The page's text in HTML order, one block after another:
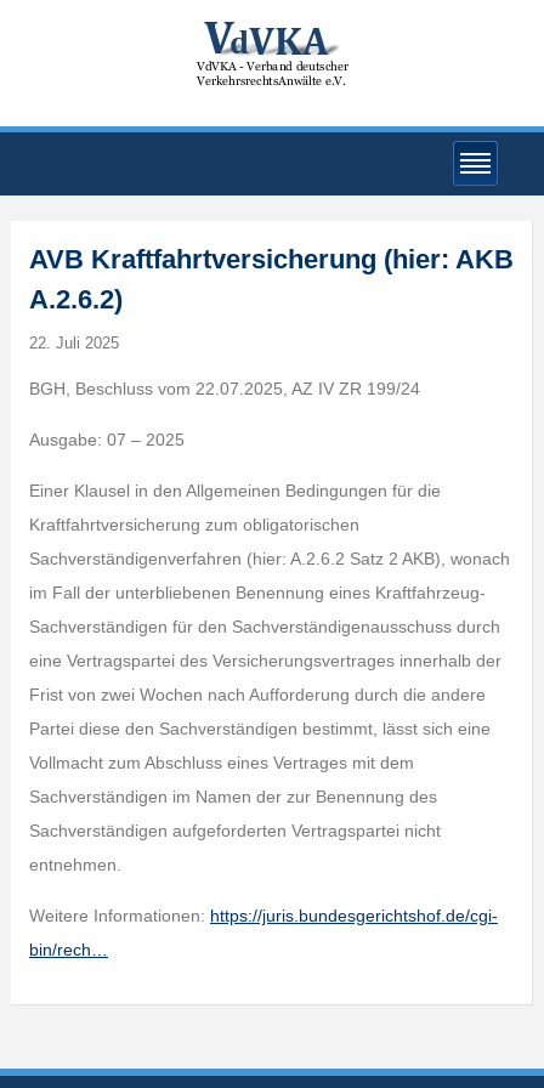
AVB Kraftfahrtversicherung (hier: AKB
A.2.6.2)
22. Juli 2025
BGH, Beschluss vom 22.07.2025, AZ IV ZR 199/24
Ausgabe: 07 – 2025
Einer Klausel in den Allgemeinen Bedingungen für die
Kraftfahrtversicherung zum obligatorischen
Sachverständigenverfahren (hier: A.2.6.2 Satz 2 AKB), wonach
im Fall der unterbliebenen Benennung eines Kraftfahrzeug-
Sachverständigen für den Sachverständigenausschuss durch
eine Vertragspartei des Versicherungsvertrages innerhalb der
Frist von zwei Wochen nach Aufforderung durch die andere
Partei diese den Sachverständigen bestimmt, lässt sich eine
Vollmacht zum Abschluss eines Vertrages mit dem
Sachverständigen im Namen der zur Benennung des
Sachverständigen aufgeforderten Vertragspartei nicht
entnehmen.
Weitere Informationen: https://juris.bundesgerichtshof.de/cgi-
bin/rech…